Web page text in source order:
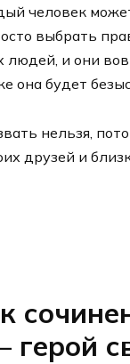
человек
выбрать
и они
она будет
нельзя,
друзей и